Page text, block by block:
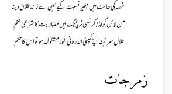
غصہ کی حالت میں بغیر نسبت کیے تین سے زائد طلاق دینا
آن لائن گولڈ /کرنسی ٹریڈنگ میں مضاربت کا شرعی حکم
حلال سرٹیفائیڈ کمپنی اندرونی طور مشکوک ہو تو اس کا حکم
زمرجات